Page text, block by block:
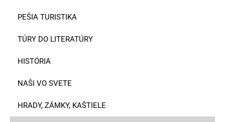
PEŠIA TURISTIKA
TÚRY DO LITERATÚRY
HISTÓRIA
NAŠI VO SVETE
HRADY, ZÁMKY, KAŠTIELE